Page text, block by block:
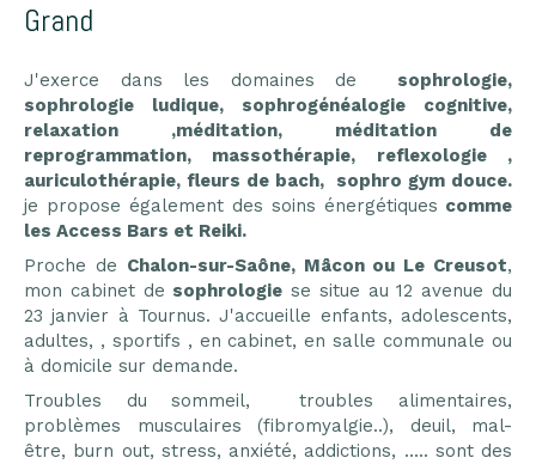
Grand
J'exerce dans les domaines de
sophrologie,
sophrologie ludique, sophrogénéalogie cognitive,
relaxation ,méditation, méditation de
reprogrammation, massothérapie, reflexologie ,
auriculothérapie, fleurs de bach, sophro gym douce.
je propose également des soins énergétiques comme
les Access Bars et Reiki.
Proche de Chalon-sur-Saône, Mâcon ou Le Creusot,
mon cabinet de sophrologie se situe au 12 avenue du
23 janvier à Tournus. J'accueille enfants, adolescents,
adultes, , sportifs , en cabinet, en salle communale ou
à domicile sur demande.
Troubles du sommeil, troubles alimentaires,
problèmes musculaires (fibromyalgie..), deuil, mal-
être, burn out, stress, anxiété, addictions, ..... sont des